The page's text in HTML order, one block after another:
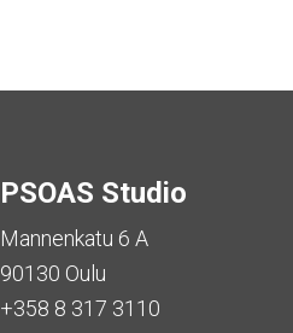
PSOAS Studio
Mannenkatu 6 A
90130 Oulu
+358 8 317 3110